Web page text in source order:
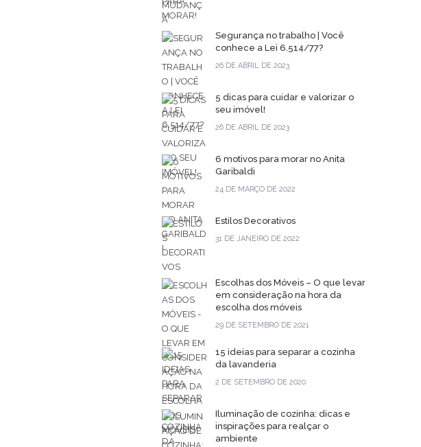
Segurança no trabalho | Você
conhece a Lei 6.514/77?
26 DE ABRIL DE 2023
5 dicas para cuidar e valorizar o
seu imóvel!
26 DE ABRIL DE 2023
6 motivos para morar no Anita
Garibaldi
24 DE MARÇO DE 2022
Estilos Decorativos
31 DE JANEIRO DE 2022
Escolhas dos Móveis – O que levar
em consideração na hora da
escolha dos móveis
29 DE SETEMBRO DE 2021
15 ideias para separar a cozinha
da lavanderia
2 DE SETEMBRO DE 2020
Iluminação de cozinha: dicas e
inspirações para realçar o
ambiente